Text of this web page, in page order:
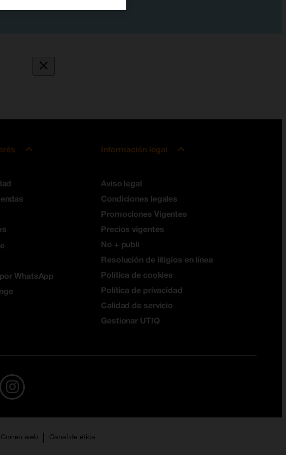
WhatsApp
Información legal
Aviso legal
Condiciones legales
Promociones Vigentes
Precios vigentes
No + publi
Resolución de litigios en línea
Política de cookies
Política de privacidad
Calidad de servicio
Gestionar UTIQ
Correo web Canal de ética